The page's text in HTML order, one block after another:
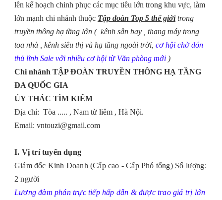
lên kế hoạch chinh phục các mục tiêu lớn trong khu vực, làm
lớn mạnh chi nhánh thuộc Tập đoàn Top 5 thế giớitrong
truyền thông hạ tầng lớn ( kênh sân bay , thang máy trong
toa nhà , kênh siêu thị và hạ tầng ngoài trời, cơ hội chờ đón
thủ lĩnh Sale với nhiều cơ hội từ Văn phòng mới)
Chi nhánh TẬP ĐOÀN TRUYỀN THÔNG HẠ TẦNG
ĐA QUỐC GIA
ỦY THÁC TÌM KIẾM
Địa chỉ: Tòa ..... , Nam từ liêm , Hà Nội.
Email: vntouzi@gmail.com
I. Vị trí tuyển dụng
Giám đốc Kinh Doanh (Cấp cao - Cấp Phó tổng) Số lượng:
2 người
Lương đàm phán trực tiếp hấp dẫn & được trao giá trị lớn